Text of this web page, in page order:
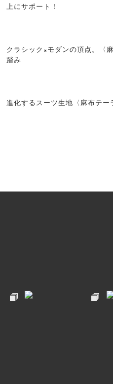
上にサポート！
クラシック×モダンの頂点。〈
踏み
進化するスーツ生地〈麻布テー